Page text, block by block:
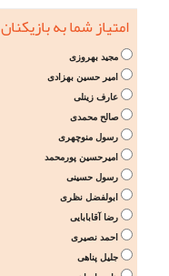
امتیاز شما به
مجید بهروزی
امیر حسین بهزادی
عارف زینلی
صالح محمدی
رسول منوچهری
امیرحسین پورمحمد
رسول حسینی
ابولفضل نظری
رضا آقابابایی
احمد نصیری
جلیل پناهی